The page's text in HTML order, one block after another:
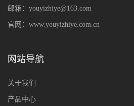
邮箱：youyizhiye@163.com
官网：www.youyizhiye.com.cn
网站导航
关于我们
产品中心